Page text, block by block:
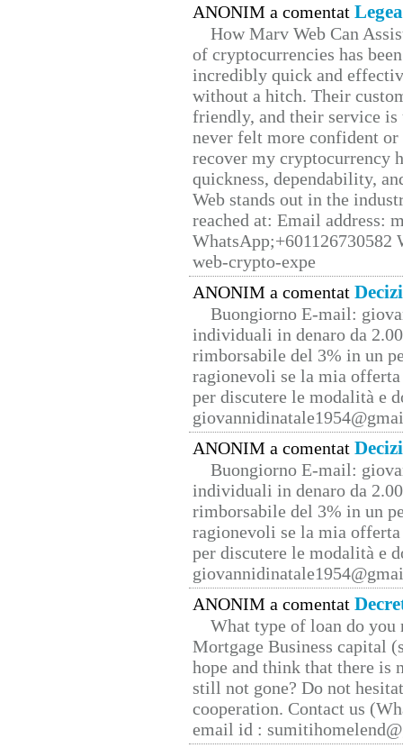
ANONIM a comentat
How Marv Web Can
of cryptocurrencies has
incredibly quick and
without a hitch. Their
friendly, and their service
never felt more confident
recover my cryptocurrency
quickness, dependability,
Web stands out in the
reached at: Email address:
web-crypto-expe
ANONIM a comentat
Buongiorno E-mail:
individuali in denaro da
rimborsabile del 3% in un
ragionevoli se la mia
per discutere le modalità e
ANONIM a comentat
Buongiorno E-mail:
individuali in denaro da
rimborsabile del 3% in un
ragionevoli se la mia
per discutere le modalità e
ANONIM a comentat
What type of loan do you
Mortgage Business capital
hope and think that there is
still not gone? Do not
cooperation. Contact us
email id :